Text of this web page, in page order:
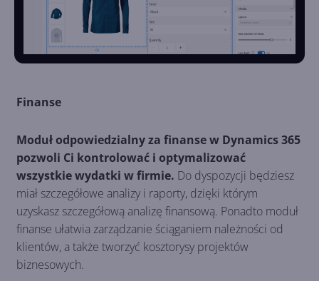
Finanse
Moduł odpowiedzialny za finanse w Dynamics 365
pozwoli Ci kontrolować i optymalizować
wszystkie wydatki w firmie. Do dyspozycji będziesz
miał szczegółowe analizy i raporty, dzięki którym
uzyskasz szczegółową analizę finansową. Ponadto moduł
finanse ułatwia zarządzanie ściąganiem należności od
klientów, a także tworzyć kosztorysy projektów
biznesowych.